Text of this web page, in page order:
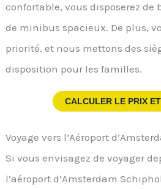
confortable, vous disposerez de
de minibus spacieux. De plus,
priorité, et nous mettons des
disposition pour les familles.
CALCULER LE PRIX
Voyage vers l’Aéroport
Si vous envisagez de voyager
l’aéroport d’Amsterdam